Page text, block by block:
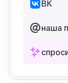
ВК
наша